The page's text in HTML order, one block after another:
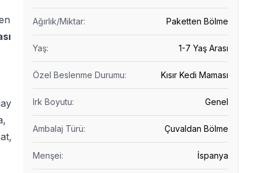
Ağırlık/Miktar: Paketten Bölme
Yaş: 1-7 Yaş Arası
Özel Beslenme Durumu: Kısır Kedi Maması
Irk Boyutu: Genel
Ambalaj Türü: Çuvaldan Bölme
Menşei: İspanya